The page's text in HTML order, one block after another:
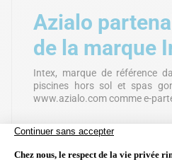
Azialo
de la marque
Intex, marque de référence
piscines hors sol et spas
www.azialo.com comme e-